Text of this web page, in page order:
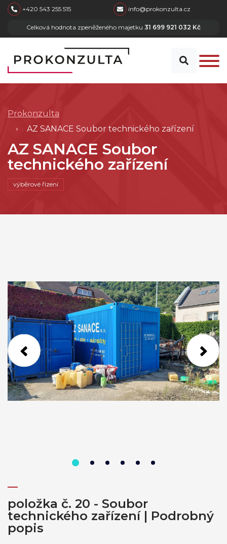
skip to main content
+420 543 255 515 info@prokonzulta.cz
Celková hodnota zpeněženého majetku 31 699 921 032 Kč
Prokonzulta
AZ SANACE Soubor technického zařízení
AZ SANACE Soubor
technického zařízení
výběrové řízení
položka č. 20 - Soubor
technického zařízení | Podrobný
popis